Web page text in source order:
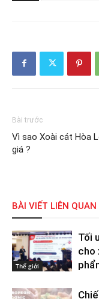
Bài trước
Vì sao Xoài cát Hòa
giá ?
BÀI VIẾT LIÊN QUAN
Thế giới
Tối
cho